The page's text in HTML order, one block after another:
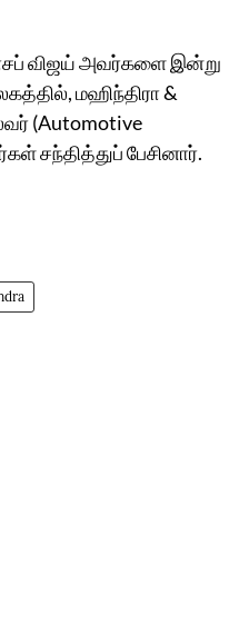
விஜய் அவர்களை இன்று
மஹிந்திரா &
(Automotive
சந்தித்துப் பேசினார்.